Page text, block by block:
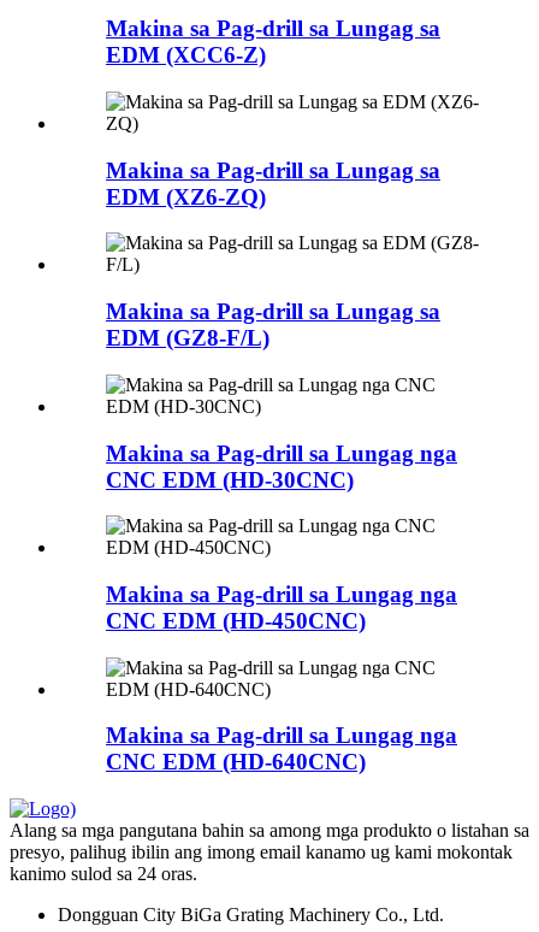
Makina sa Pag-drill sa Lungag sa
EDM (XCC6-Z)
Makina sa Pag-drill sa Lungag sa
EDM (XZ6-ZQ)
Makina sa Pag-drill sa Lungag sa
EDM (GZ8-F/L)
Makina sa Pag-drill sa Lungag nga
CNC EDM (HD-30CNC)
Makina sa Pag-drill sa Lungag nga
CNC EDM (HD-450CNC)
Makina sa Pag-drill sa Lungag nga
CNC EDM (HD-640CNC)
Alang sa mga pangutana bahin sa among mga produkto o listahan sa
presyo, palihug ibilin ang imong email kanamo ug kami mokontak
kanimo sulod sa 24 oras.
Dongguan City BiGa Grating Machinery Co., Ltd.